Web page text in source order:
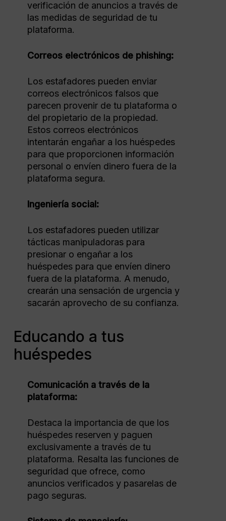
verificación de anuncios a través de
las medidas de seguridad de tu
plataforma.
Correos electrónicos de phishing:
Los estafadores pueden enviar
correos electrónicos falsos que
parecen provenir de tu plataforma o
del propietario de la propiedad.
Estos correos electrónicos
intentarán engañar a los huéspedes
para que proporcionen información
personal o envíen dinero fuera de la
plataforma segura.
Ingeniería social:
Los estafadores pueden utilizar
tácticas manipuladoras para
presionar o engañar a los
huéspedes para que envíen dinero
fuera de la plataforma. A menudo,
crearán una sensación de urgencia y
sacarán aprovecho de su confianza.
Educando a tus
huéspedes
Comunicación a través de la
plataforma:
Destaca la importancia de que los
huéspedes reserven y paguen
exclusivamente a través de tu
plataforma. Resalta las funciones de
seguridad que ofrece, como
anuncios verificados y pasarelas de
pago seguras.